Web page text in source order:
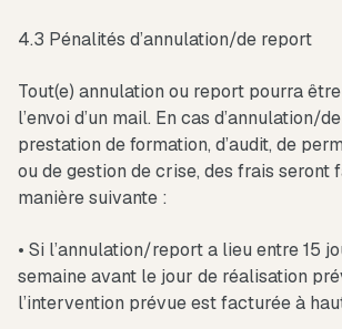
4.3 Pénalités d’annulation/de report
Tout(e) annulation ou report pourra
l’envoi d’un mail. En cas d’annulation/
prestation de formation, d’audit, de
ou de gestion de crise, des frais seront
manière suivante :
• Si l’annulation/report a lieu entre 15
semaine avant le jour de réalisation
l’intervention prévue est facturée à